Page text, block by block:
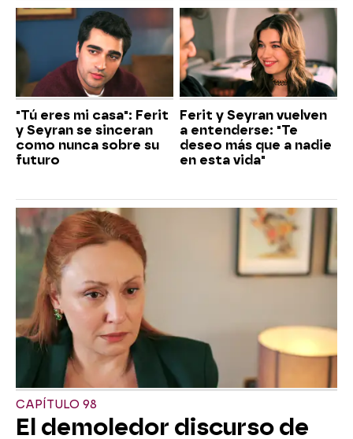
"Tú eres mi casa": Ferit
y Seyran se sinceran
como nunca sobre su
futuro
Ferit y Seyran vuelven
a entenderse: "Te
deseo más que a nadie
en esta vida"
CAPÍTULO 98
El demoledor discurso de